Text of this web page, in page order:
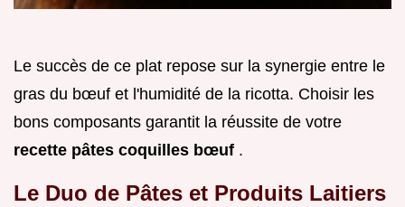
Le succès de ce plat repose sur la synergie entre le
gras du bœuf et l'humidité de la ricotta. Choisir les
bons composants garantit la réussite de votre
recette pâtes coquilles bœuf .
Le Duo de Pâtes et Produits Laitiers